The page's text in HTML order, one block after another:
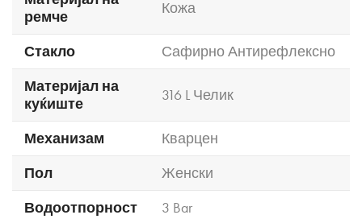
ремче
Кожа
Стакло
Сафирно Антирефлексно
Материјал на
куќиште
316 L Челик
Механизам
Кварцен
Пол
Женски
Водоотпорност
3 Bar